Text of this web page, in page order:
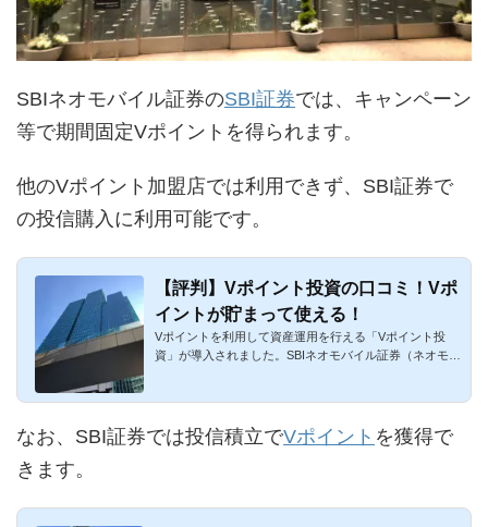
SBIネオモバイル証券のSBI証券では、キャンペーン
等で期間固定Vポイントを得られます。
他のVポイント加盟店では利用できず、SBI証券で
の投信購入に利用可能です。
【評判】Vポイント投資の口コミ！Vポ
イントが貯まって使える！
Vポイントを利用して資産運用を行える「Vポイント投
資」が導入されました。SBIネオモバイル証券（ネオモ
なお、SBI証券では投信積立でVポイント を獲得で
きます。